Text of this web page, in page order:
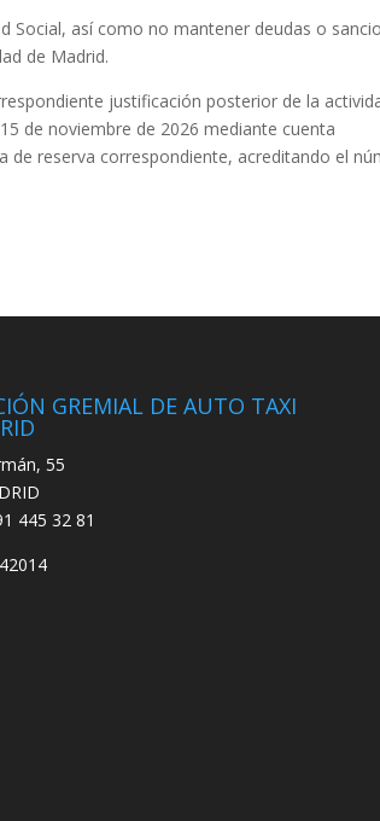
Social, así como no mantener deudas o
de Madrid.
justificación posterior de la
de noviembre de 2026 mediante cuenta
reserva correspondiente, acreditando el
GREMIAL DE AUTO TAXI
55
445 32 81